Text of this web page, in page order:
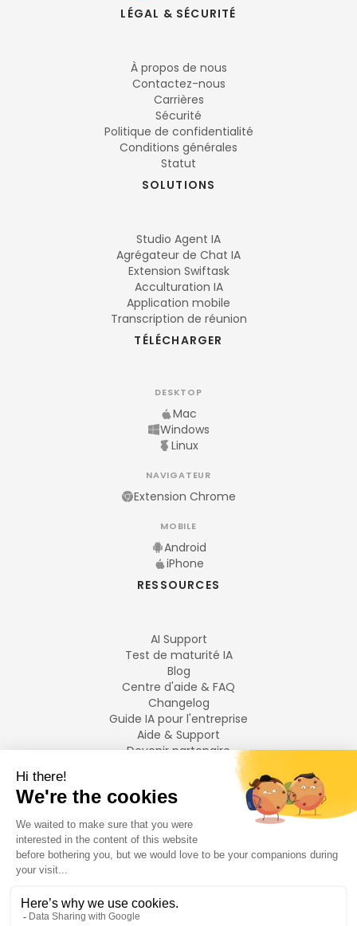
LÉGAL & SÉCURITÉ
À propos de nous
Contactez-nous
Carrières
Sécurité
Politique de confidentialité
Conditions générales
Statut
SOLUTIONS
Studio Agent IA
Agrégateur de Chat IA
Extension Swiftask
Acculturation IA
Application mobile
Transcription de réunion
TÉLÉCHARGER
DESKTOP
Mac
Windows
Linux
NAVIGATEUR
Extension Chrome
MOBILE
Android
iPhone
RESSOURCES
AI Support
Test de maturité IA
Blog
Centre d'aide & FAQ
Changelog
Guide IA pour l'entreprise
Aide & Support
Devenir partenaire
LANGUES
Français
English